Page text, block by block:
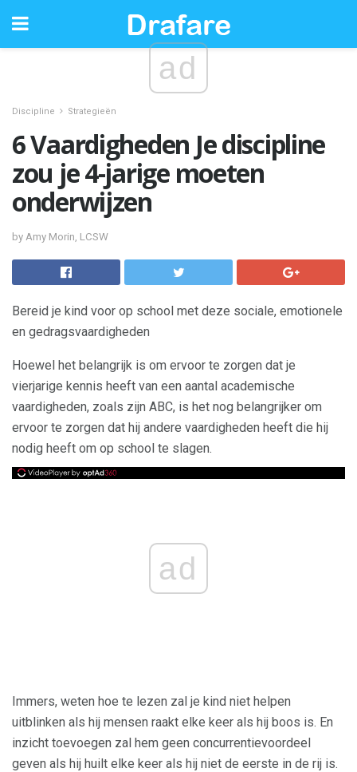
ad
Discipline Strategieën
6 Vaardigheden Je discipline
zou je 4-jarige moeten
onderwijzen
by Amy Morin, LCSW
Bereid je kind voor op school met deze sociale, emotionele
en gedragsvaardigheden
Hoewel het belangrijk is om ervoor te zorgen dat je
vierjarige kennis heeft van een aantal academische
vaardigheden, zoals zijn ABC, is het nog belangrijker om
ervoor te zorgen dat hij andere vaardigheden heeft die hij
nodig heeft om op school te slagen.
ad
Immers, weten hoe te lezen zal je kind niet helpen
uitblinken als hij mensen raakt elke keer als hij boos is. En
inzicht toevoegen zal hem geen concurrentievoordeel
geven als hij huilt elke keer als hij niet de eerste in de rij is.